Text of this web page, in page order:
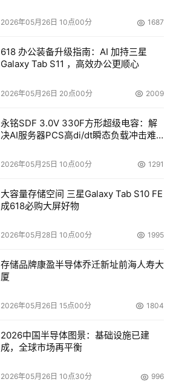
2026年05月26日 10点00分 1687
618 办公装备升级指南：AI 加持三星
Galaxy Tab S11 ，高效办公更顺心
2026年05月26日 20点00分 2009
永铭SDF 3.0V 330F方形超级电容：解
决AI服务器PCS高di/dt瞬态负载冲击难
2026年05月25日 10点00分 1291
大容量存储空间 三星Galaxy Tab S10 FE
成618必购大屏好物
2026年05月28日 10点00分 1995
存储品牌康盈半导体乔迁新址前海人寿大
厦
2026年05月26日 15点00分 1804
2026中国半导体图景：基础设施已建
成，全球市场再平衡
2026年05月26日 10点30分 996